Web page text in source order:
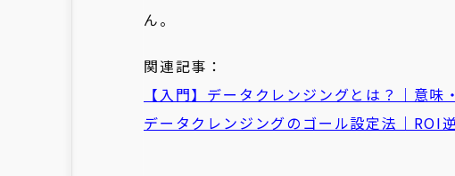
ん。
関連記事：
【入門】データクレンジングとは？｜意
データクレンジングのゴール設定法｜